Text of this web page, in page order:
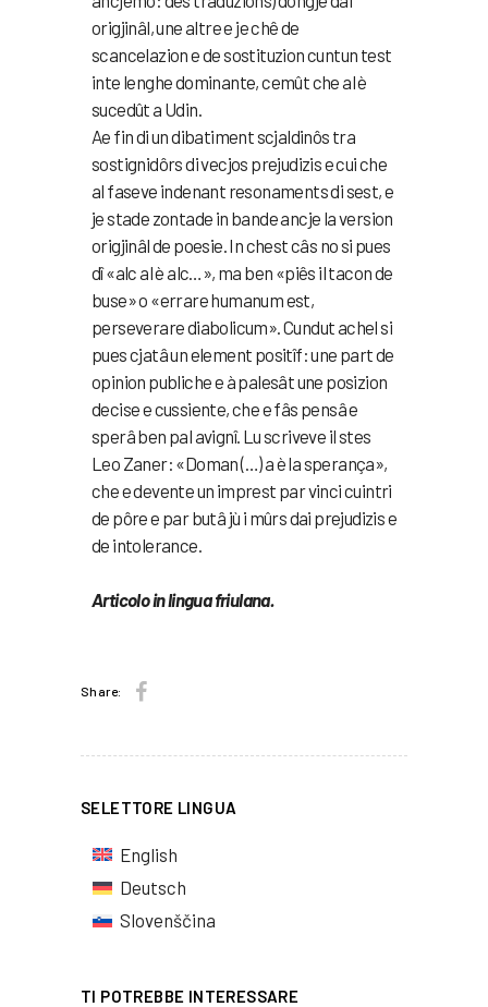
origjinâl, une altre e je chê de
scancelazion e de sostituzion cuntun test
inte lenghe dominante, cemût che al è
sucedût a Udin.
Ae fin di un dibatiment scjaldinôs tra
sostignidôrs di vecjos prejudizis e cui che
al faseve indenant resonaments di sest, e
je stade zontade in bande ancje la version
origjinâl de poesie. In chest câs no si pues
dî «alc al è alc…», ma ben «piês il tacon de
buse» o «errare humanum est,
perseverare diabolicum». Cundut achel si
pues cjatâ un element positîf: une part de
opinion publiche e à palesât une posizion
decise e cussiente, che e fâs pensâ e
sperâ ben pal avignî. Lu scriveve il stes
Leo Zaner: «Doman (…) a è la sperança»,
che e devente un imprest par vinci cuintri
de pôre e par butâ jù i mûrs dai prejudizis e
de intolerance.
Articolo in lingua friulana.
Share:
SELETTORE LINGUA
English
Deutsch
Slovenščina
TI POTREBBE INTERESSARE